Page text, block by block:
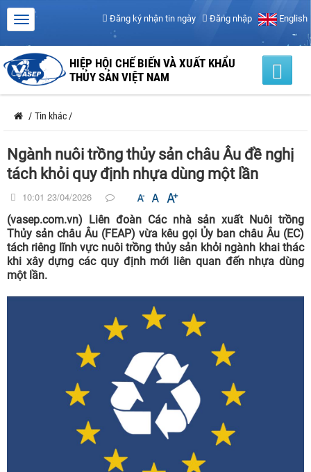
Đăng ký nhận tin ngày Đăng nhập English
HIỆP HỘI CHẾ BIẾN VÀ XUẤT KHẨU
THỦY SẢN VIỆT NAM
/ Tin khác /
Ngành nuôi trồng thủy sản châu Âu đề nghị
tách khỏi quy định nhựa dùng một lần
10:01 23/04/2026
(vasep.com.vn) Liên đoàn Các nhà sản xuất Nuôi trồng
Thủy sản châu Âu (FEAP) vừa kêu gọi Ủy ban châu Âu (EC)
tách riêng lĩnh vực nuôi trồng thủy sản khỏi ngành khai thác
khi xây dựng các quy định mới liên quan đến nhựa dùng
một lần.